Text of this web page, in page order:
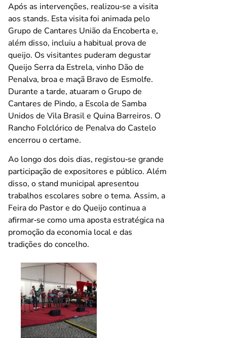
Após as intervenções, realizou‑se a visita
aos stands. Esta visita foi animada pelo
Grupo de Cantares União da Encoberta e,
além disso, incluiu a habitual prova de
queijo. Os visitantes puderam degustar
Queijo Serra da Estrela, vinho Dão de
Penalva, broa e maçã Bravo de Esmolfe.
Durante a tarde, atuaram o Grupo de
Cantares de Pindo, a Escola de Samba
Unidos de Vila Brasil e Quina Barreiros. O
Rancho Folclórico de Penalva do Castelo
encerrou o certame.
Ao longo dos dois dias, registou‑se grande
participação de expositores e público. Além
disso, o stand municipal apresentou
trabalhos escolares sobre o tema. Assim, a
Feira do Pastor e do Queijo continua a
afirmar‑se como uma aposta estratégica na
promoção da economia local e das
tradições do concelho.